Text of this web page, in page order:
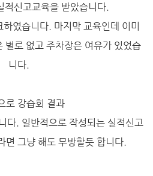
신고교육을 받았습니다.
였습니다. 마지막 교육인데 이미
별로 없고 주차장은 여유가 있었습
니다.
로 강습회 결과
다. 일반적으로 작성되는 실적신고
면 그냥 해도 무방할듯 합니다.